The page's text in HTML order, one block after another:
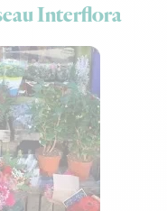
Interflora